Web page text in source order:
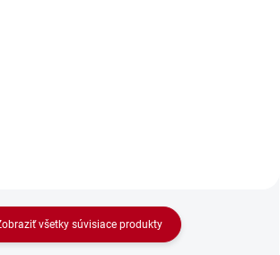
všetky súvisiace produkty